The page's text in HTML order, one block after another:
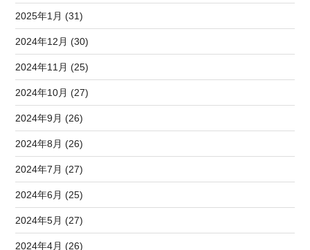
2025年1月 (31)
2024年12月 (30)
2024年11月 (25)
2024年10月 (27)
2024年9月 (26)
2024年8月 (26)
2024年7月 (27)
2024年6月 (25)
2024年5月 (27)
2024年4月 (26)